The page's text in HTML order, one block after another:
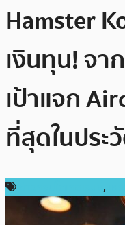
Hamster
เงินทุน! จ
เป้าแจก
ที่สุดในประ
,